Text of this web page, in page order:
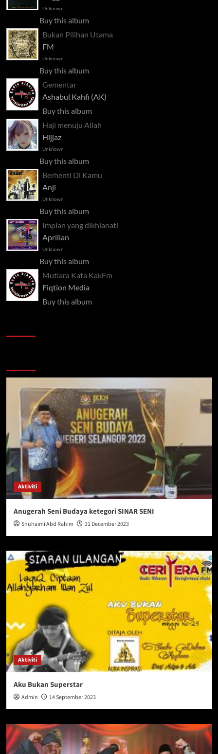
Unknown
Buy this album
Bukan Pilihan Utama
FM
Unknown
Buy this album
Gementar
Ashabul Kahfi (AK)
Buy this album
Haji menuju Allah
Hijjaz
Unknown
Buy this album
Berhenti Di Kamu
Anji
Unknown
Buy this album
Impian yang dikhianati
Aprilian
Unknown
Buy this album
Mutiara Kata KakEm
Fiqtion Media
Buy this album
Aktiviti
Anugerah Seni Budaya ketegori SINAR SENI
Shuhaimi Abd Rahim 31 December 2023
Aktiviti
Aku Bukan Superstar
Admin 14 September 2023